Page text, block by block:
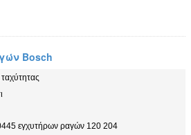
Bosch
εγχυτήρων ραγών 120 204